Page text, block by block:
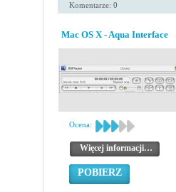
Komentarze: 0
Mac OS X - Aqua Interface
Ocena:
Więcej informacji…
POBIERZ